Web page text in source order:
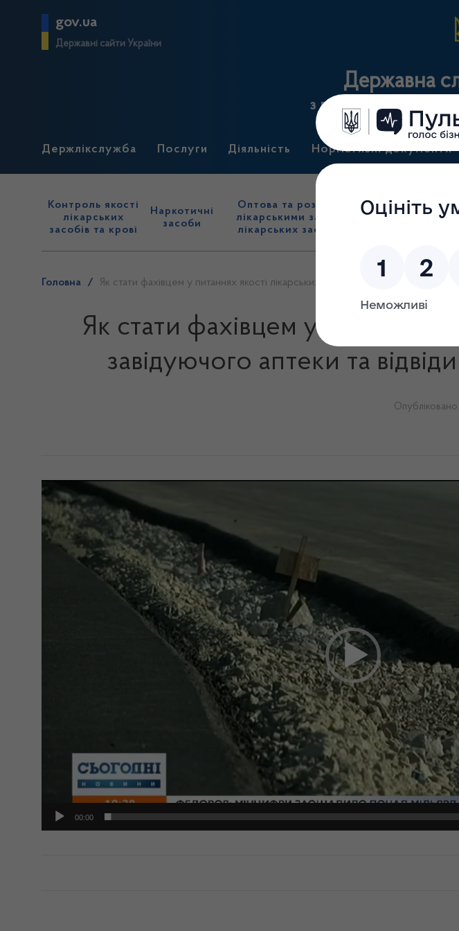
gov.ua
Державні сайти України
Державна
з лікарських засобів
Держлікслужба Послуги Діяльність Нормативні документи
Контроль якості
лікарських
засобів та крові
Наркотичні
засоби
Оптова та роздрібна торгівля
лікарськими засобами, імпорт
лікарських засобів (крім АФІ)
Головна / Як стати фахівцем у питаннях якості лікарських засобів? Поради
Як стати фахівцем у питаннях
завідуючого аптеки та
Опубліковано
Video
Player
00:00